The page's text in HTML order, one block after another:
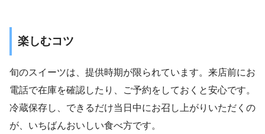
楽しむコツ
旬のスイーツは、提供時期が限られています。来店前にお
電話で在庫を確認したり、ご予約をしておくと安心です。
冷蔵保存し、できるだけ当日中にお召し上がりいただくの
が、いちばんおいしい食べ方です。